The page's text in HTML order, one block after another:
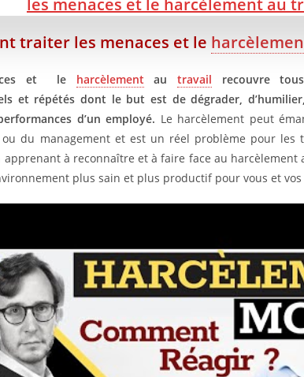
les interactions entre les employés et le
lire aussi sur JeunInfo
sur JeunInfo ?
recommandés
l'amour
traiter les menaces et le
et le harcèlement au travail recouvre
et répétés dont le but est de dégrader,
d’un employé. Le harcèlement peut
du management et est un réel problème pour les
apprenant à reconnaître et à faire face au harcèlement
plus sain et plus productif pour vous et